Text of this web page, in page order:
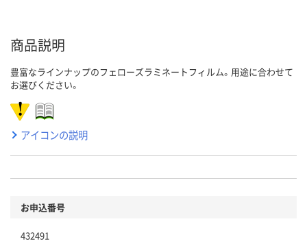
商品説明
豊富なラインナップのフェローズラミネートフィルム。用途に合わせて
お選びください。
アイコンの説明
お申込番号
432491